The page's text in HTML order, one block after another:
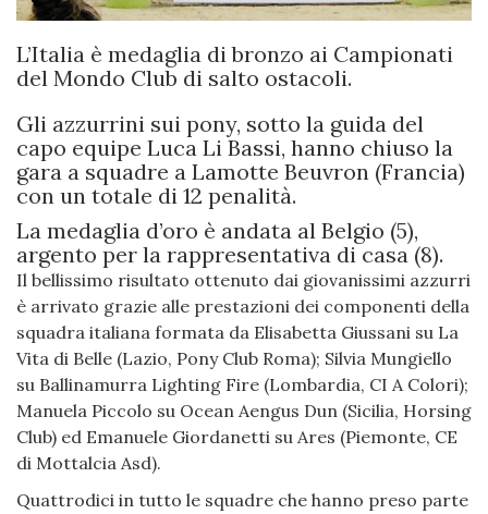
L’Italia è medaglia di bronzo ai Campionati
del Mondo Club di salto ostacoli.
Gli azzurrini sui pony, sotto la guida del
capo equipe Luca Li Bassi, hanno chiuso la
gara a squadre a Lamotte Beuvron (Francia)
con un totale di 12 penalità.
La medaglia d’oro è andata al Belgio (5),
argento per la rappresentativa di casa (8).
Il bellissimo risultato ottenuto dai giovanissimi azzurri
è arrivato grazie alle prestazioni dei componenti della
squadra italiana formata da Elisabetta Giussani su La
Vita di Belle (Lazio, Pony Club Roma); Silvia Mungiello
su Ballinamurra Lighting Fire (Lombardia, CI A Colori);
Manuela Piccolo su Ocean Aengus Dun (Sicilia, Horsing
Club) ed Emanuele Giordanetti su Ares (Piemonte, CE
di Mottalcia Asd).
Quattrodici in tutto le squadre che hanno preso parte